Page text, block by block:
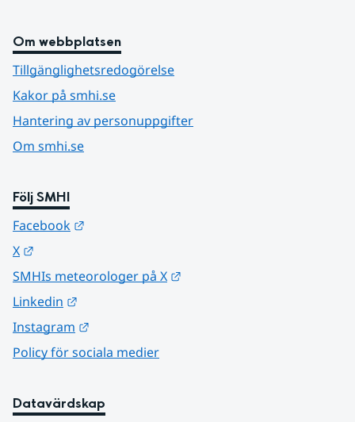
Om webbplatsen
Tillgänglighetsredogörelse
Kakor på smhi.se
Hantering av personuppgifter
Om smhi.se
Följ SMHI
Facebook
X
SMHIs meteorologer på X
Linkedin
Instagram
Policy för sociala medier
Datavärdskap